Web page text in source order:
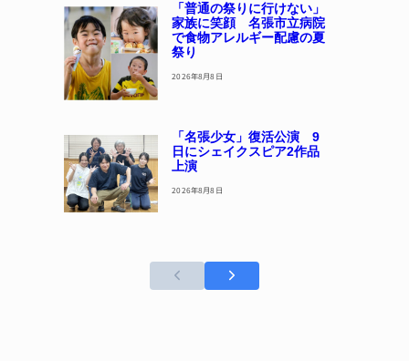
「普通の祭りに行けない」
家族に笑顔 名張市立病院
で食物アレルギー配慮の夏
祭り
2026年8月8日
「名張少女」復活公演 9
日にシェイクスピア2作品
上演
2026年8月8日